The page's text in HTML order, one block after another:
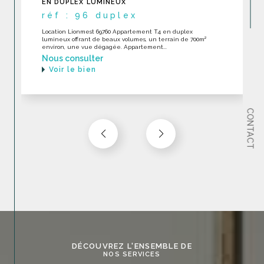
CONTACT
DERNIER ÉTAGE EXCELLENT ÉTAT
réf : 232
LOCATION Ecully 69130 RARE Appartement toit-terrase en
dernier étage en excellent état dans une construction
récente avec piscine. Appartement...
Nous consulter
Voir le bien
DÉCOUVREZ L'ENSEMBLE DE
NOS SERVICES